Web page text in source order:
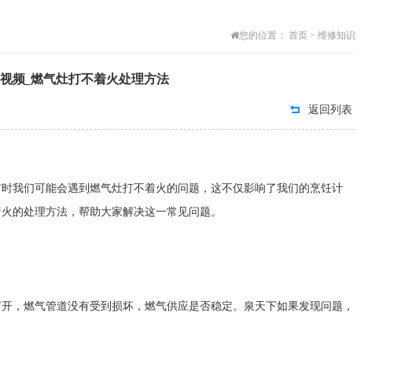
您的位置： 首页 > 维修知识
频_燃气灶打不着火处理方法
返回列表
我们可能会遇到燃气灶打不着火的问题，这不仅影响了我们的烹饪计
的处理方法，帮助大家解决这一常见问题。
，燃气管道没有受到损坏，燃气供应是否稳定。泉天下如果发现问题，